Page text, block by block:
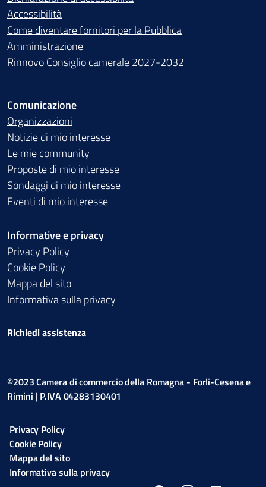
Accessibilità
Come diventare fornitori per la Pubblica
Amministrazione
Rinnovo Consiglio camerale 2027-2032
Comunicazione
Organizzazioni
Notizie di mio interesse
Le mie community
Proposte di mio interesse
Sondaggi di mio interesse
Eventi di mio interesse
Informative e privacy
Privacy Policy
Cookie Policy
Mappa del sito
Informativa sulla privacy
Richiedi assistenza
©2023 Camera di commercio della Romagna - Forli-Cesena e
Rimini | P.IVA 04283130401
Privacy Policy
Cookie Policy
Mappa del sito
Informativa sulla privacy